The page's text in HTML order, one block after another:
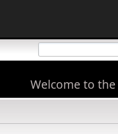
Welcome to